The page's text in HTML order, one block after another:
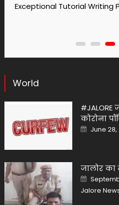
No1 Essay Writing Service
World
कोरोना
Posted
on
June 28,
जालोर का
Posted
on
Jalore